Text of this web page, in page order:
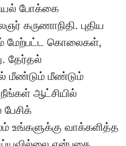
போக்கை
கருணாநிதி. புதிய
மேற்பட்ட கொலைகள்,
தேர்தல்
மீண்டும் மீண்டும்
ஆட்சியில்
உங்களுக்கு வாக்களித்த